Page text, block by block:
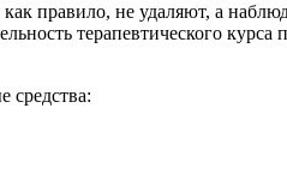
правило, не удаляют, а
терапевтического
средства: